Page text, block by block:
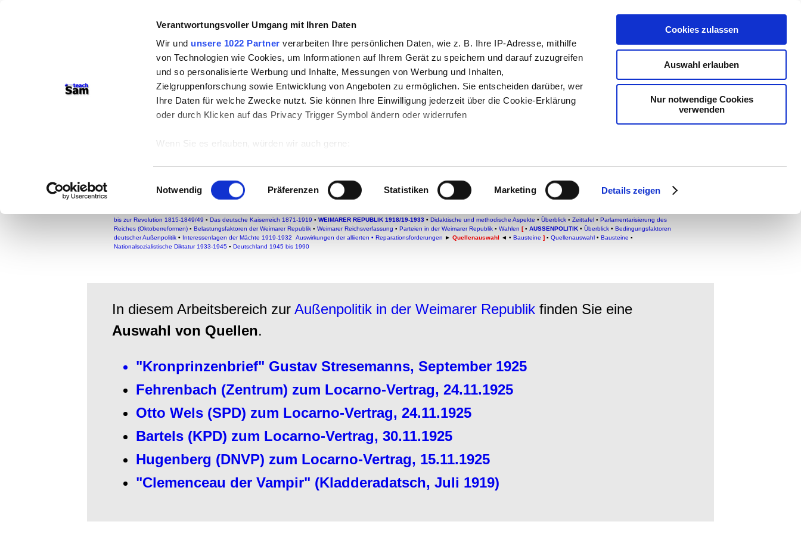
Verantwortungsvoller Umgang mit Ihren Daten
Wir und unsere 1022 Partner verarbeiten Ihre persönlichen Daten, wie z. B. Ihre IP-Adresse, mithilfe
von Technologien wie Cookies, um Informationen auf Ihrem Gerät zu speichern und darauf zuzugreifen
und so personalisierte Werbung und Inhalte, Messungen von Werbung und Inhalten,
Zielgruppenforschung sowie Entwicklung von Angeboten zu ermöglichen. Sie entscheiden darüber, wer
Ihre Daten für welche Zwecke nutzt. Sie können Ihre Einwilligung jederzeit über die Cookie-Erklärung
oder durch Klicken auf das Privacy Trigger Symbol ändern oder widerrufen
Wenn Sie es erlauben, würden wir auch gerne:
Ihr Gerät durch aktives Scannen nach bestimmten Merkmalen (Fingerprinting) identifizieren
Erfahren Sie mehr darüber, wie Ihre persönlichen Daten verarbeitet werden, und legen Sie Ihre
Präferenzen imAbschnitt Einzelheitenfest.
Wir verwenden Cookies, um Inhalte und Anzeigen zu personalisieren, Funktionen für soziale Medien
zusammen, die Sie ihnen bereitgestellt haben oder die sie im Rahmen Ihrer Nutzung der Dienste
gesammelt haben.
Einwilligungsauswahl
Notwendig Präferenzen Statistiken Marketing Details zeigen
Cookies zulassen
Auswahl erlauben
Nur notwendige Cookies
verwenden
teachSam- Arbeitsbereiche:
Arbeitstechniken-Deutsch-Geschichte-Politik- Pädagogik -Psychologie-
Methodik und Didaktik- Projekte-So navigiert man auf teachSam-
So sucht man auf teachSam-teachSam braucht Werbung
Quellenauswahl
EUROPÄISCHE GESCHICHTE Reformation und Glaubenskriege (1517-1648) Beginn des bürgerlichen Zeitalters DEUTSCHE GESCHICHTE
bis zur Revolution 1815-1849/49 ▪ Das deutsche Kaiserreich 1871-1919 ▪ WEIMARER REPUBLIK 1918/19-1933 • Didaktische und methodische Aspekte • Überblick ▪ Zeittafel ▪ Parlamentarisierung des
Reiches (Oktoberreformen) ▪ Belastungsfaktoren der Weimarer Republik ▪ Weimarer Reichsverfassung ▪ Parteien in der Weimarer Republik ▪ Wahlen [▪ AUSSENPOLITIK • Überblick • Bedingungsfaktoren
deutscher Außenpolitik • Interessenlagen der Mächte 1919-1932 Auswirkungen der alliierten • Reparationsforderungen ► Quellenauswahl ◄ • Bausteine ] ▪ Quellenauswahl • Bausteine ▪
Nationalsozialistische Diktatur 1933-1945 ▪ Deutschland 1945 bis 1990
In diesem Arbeitsbereich zur Außenpolitik in der Weimarer Republik finden Sie eine
Auswahl von Quellen.
"Kronprinzenbrief" Gustav Stresemanns, September 1925
Fehrenbach (Zentrum) zum Locarno-Vertrag, 24.11.1925
Otto Wels (SPD) zum Locarno-Vertrag, 24.11.1925
Bartels (KPD) zum Locarno-Vertrag, 30.11.1925
Hugenberg (DNVP) zum Locarno-Vertrag, 15.11.1925
"Clemenceau der Vampir" (Kladderadatsch, Juli 1919)